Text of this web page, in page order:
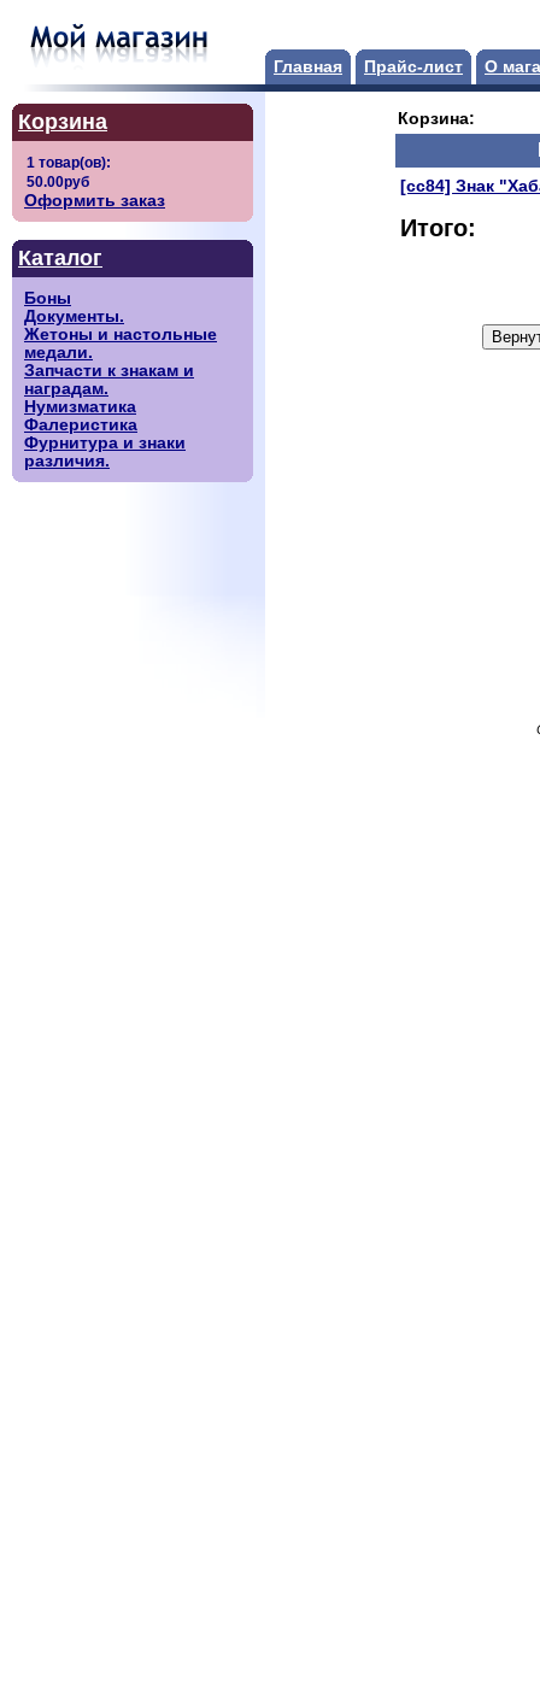
Главная Прайс-лист О
Корзина
Оформить заказ
Каталог
Боны
Документы.
Жетоны и настольные
медали.
Запчасти к знакам и
наградам.
Нумизматика
Фалеристика
Фурнитура и знаки
различия.
Корзина:
[сс84] Знак
Итого: